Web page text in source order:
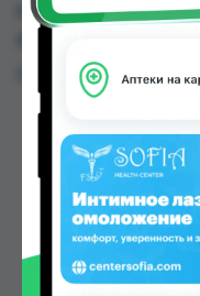
№1 по цене от
Цена: от19.00 TJS